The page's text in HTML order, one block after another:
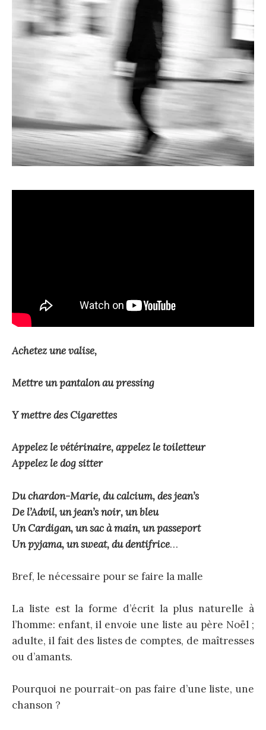
Achetez une valise,
Mettre un pantalon au pressing
Y mettre des Cigarettes
Appelez le vétérinaire, appelez le toiletteur
Appelez le dog sitter
Du chardon-Marie, du calcium, des jean’s
De l’Advil, un jean’s noir, un bleu
Un Cardigan, un sac à main, un passeport
Un pyjama, un sweat, du dentifrice…
Bref, le nécessaire pour se faire la malle
La liste est la forme d’écrit la plus naturelle à
l’homme: enfant, il envoie une liste au père Noël ;
adulte, il fait des listes de comptes, de maîtresses
ou d’amants.
Pourquoi ne pourrait-on pas faire d’une liste, une
chanson ?